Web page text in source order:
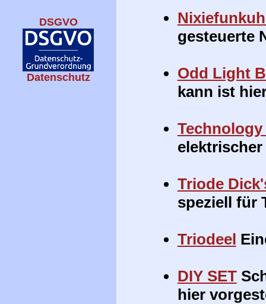
DSGVO
Datenschutz
gesteuerte
Odd Light
kann ist
Triode
speziell für
Triodeel
DIY SET
hier